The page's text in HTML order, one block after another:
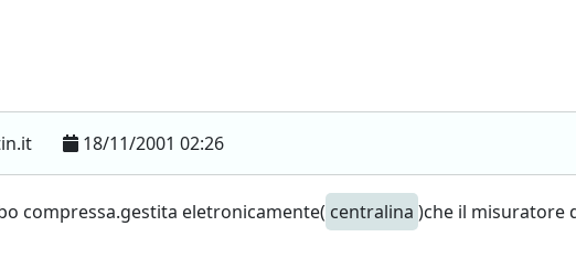
18/11/2001 02:26
compressa.gestita eletronicamente( centralina )che il misuratore